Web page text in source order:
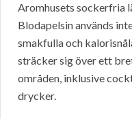
Aromhusets sockerfria
Blodapelsin används
smakfulla och
sträcker sig över ett
områden, inklusive
drycker.